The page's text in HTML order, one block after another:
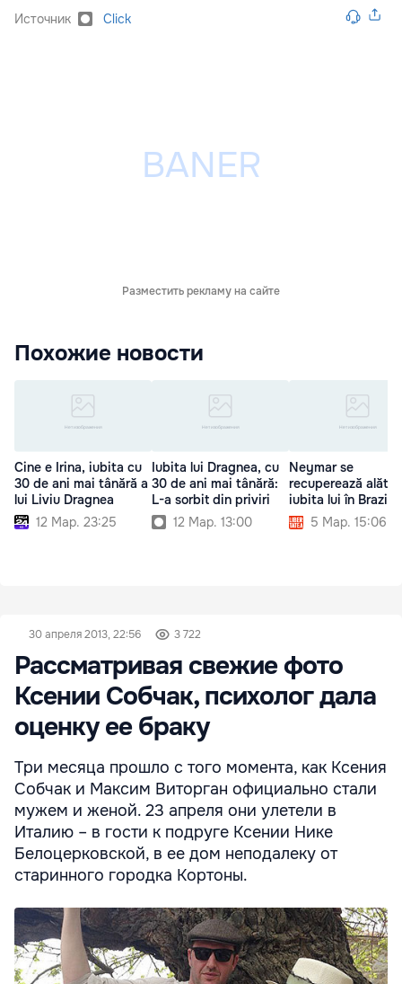
Источник Click
Разместить рекламу на сайте
Похожие новости
Cine e Irina, iubita cu
30 de ani mai tânără a
lui Liviu Dragnea
12 Мар. 23:25
Iubita lui Dragnea, cu
30 de ani mai tânără:
L-a sorbit din priviri
12 Мар. 13:00
Neymar se
recuperează
iubita lui în Brazilia
5 Мар. 15:06
30 апреля 2013, 22:56 3 722
Рассматривая свежие фото
Ксении Собчак, психолог дала
оценку ее браку
Tри месяца прошло с того момента, как Ксения
Собчак и Максим Виторган официально стали
мужем и женой. 23 апреля они улетели в
Италию – в гости к подруге Ксении Нике
Белоцерковской, в ее дом неподалеку от
старинного городка Кортоны.